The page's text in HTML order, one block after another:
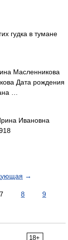
гудка в тумане
Масленникова
Дата рождения
…
Ивановна
→
7 8
9
18+